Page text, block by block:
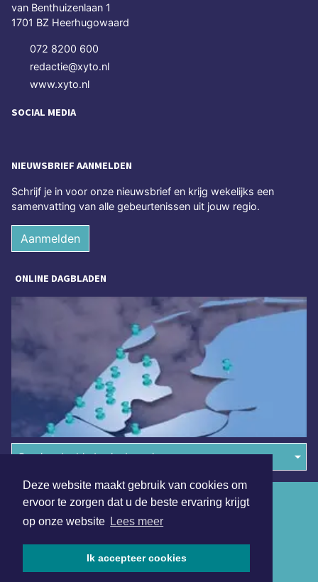
Deze website maakt gebruik van cookies om
ervoor te zorgen dat u de beste ervaring krijgt
op onze website Lees meer
Ik accepteer cookies
van Benthuizenlaan 1
1701 BZ Heerhugowaard
072 8200 600
redactie@xyto.nl
www.xyto.nl
SOCIAL MEDIA
NIEUWSBRIEF AANMELDEN
Schrijf je in voor onze nieuwsbrief en krijg wekelijks een
samenvatting van alle gebeurtenissen uit jouw regio.
Aanmelden
ONLINE DAGBLADEN
Overige dagbladen in de regio
Algemene voorwaarden
Disclaimer